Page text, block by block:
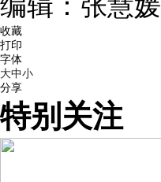
编辑：张慧媛
收藏
打印
字体
大中小
分享
特别关注